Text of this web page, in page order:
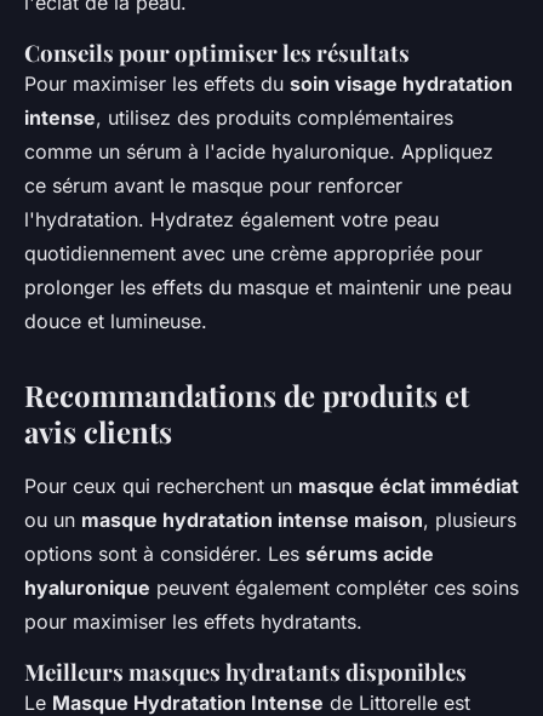
Conseils pour optimiser les résultats
Pour maximiser les effets du soin visage hydratation
intense, utilisez des produits complémentaires
comme un sérum à l'acide hyaluronique. Appliquez
ce sérum avant le masque pour renforcer
l'hydratation. Hydratez également votre peau
quotidiennement avec une crème appropriée pour
prolonger les effets du masque et maintenir une peau
douce et lumineuse.
Recommandations de produits et
avis clients
Pour ceux qui recherchent un masque éclat immédiat
ou un masque hydratation intense maison, plusieurs
options sont à considérer. Les sérums acide
hyaluronique peuvent également compléter ces soins
pour maximiser les effets hydratants.
Meilleurs masques hydratants disponibles
Le Masque Hydratation Intense de Littorelle est